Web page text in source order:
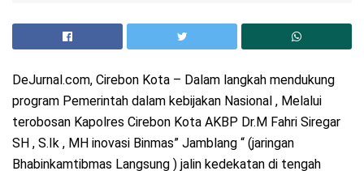
DeJurnal.com, Cirebon Kota – Dalam langkah mendukung
program Pemerintah dalam kebijakan Nasional , Melalui
terobosan Kapolres Cirebon Kota AKBP Dr.M Fahri Siregar
SH , S.Ik , MH inovasi Binmas” Jamblang “ (jaringan
Bhabinkamtibmas Langsung ) jalin kedekatan di tengah